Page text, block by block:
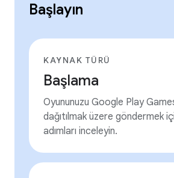
Başlayın
KAYNAK TÜRÜ
Başlama
Oyununuzu Google Play
dağıtılmak üzere göndermek
adımları inceleyin.